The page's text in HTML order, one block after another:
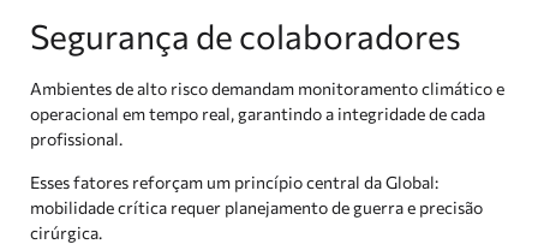
Segurança de colaboradores
Ambientes de alto risco demandam monitoramento climático e
operacional em tempo real, garantindo a integridade de cada
profissional.
Esses fatores reforçam um princípio central da Global:
mobilidade crítica requer planejamento de guerra e precisão
cirúrgica.